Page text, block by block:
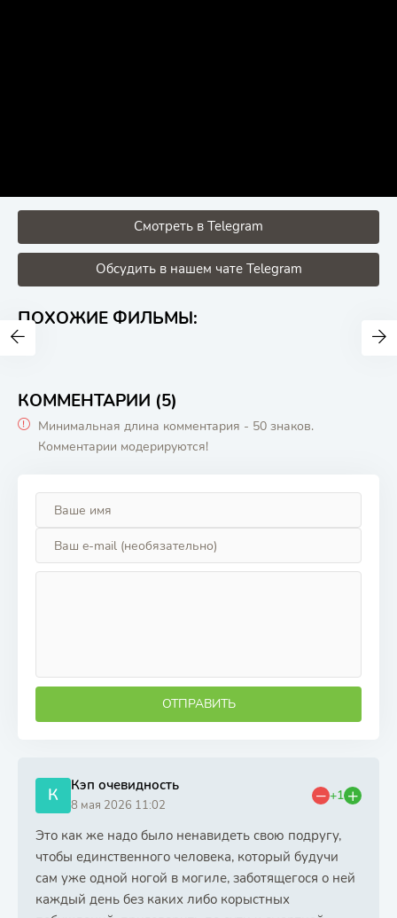
Смотреть в Telegram
Обсудить в нашем чате Telegram
ПОХОЖИЕ ФИЛЬМЫ:
КОММЕНТАРИИ (5)
Минимальная длина комментария - 50 знаков.
Комментарии модерируются!
ОТПРАВИТЬ
К Кэп очевидность
8 мая 2026 11:02
+1
Это как же надо было ненавидеть свою подругу,
чтобы единственного человека, который будучи
сам уже одной ногой в могиле, заботящегося о ней
каждый день без каких либо корыстных